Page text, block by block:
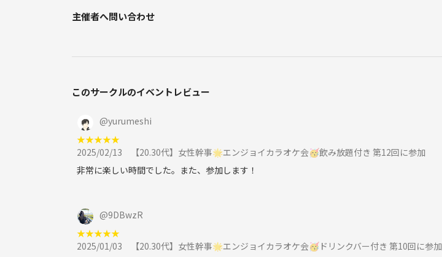
主催者へ問い合わせ
このサークルのイベントレビュー
@yurumeshi
★★★★★
2025/02/13
【20.30代】女性幹事🌟エンジョイカラオケ会🥳飲み放題付き 第12回に参加
非常に楽しい時間でした。また、参加します！
@9DBwzR
★★★★★
2025/01/03
【20.30代】女性幹事🌟エンジョイカラオケ会🥳ドリンクバー付き 第10回に参加